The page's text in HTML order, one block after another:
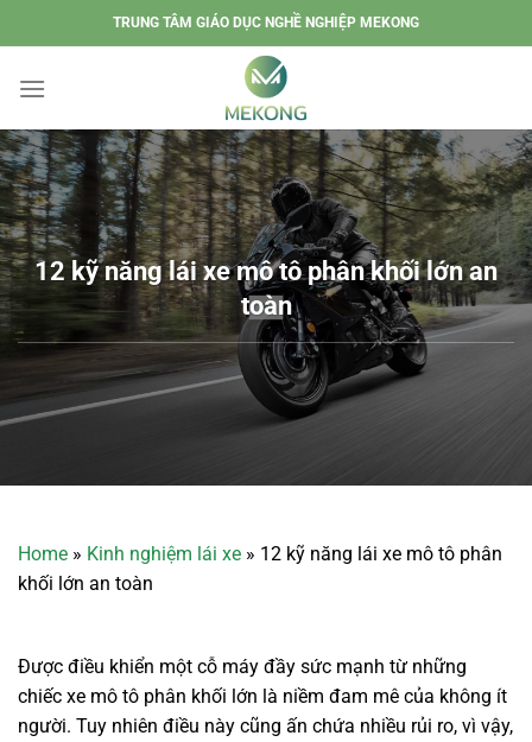
đến
dung
TRUNG TÂM GIÁO DỤC NGHỀ NGHIỆP MEKONG
12 kỹ năng lái xe mô tô phân khối lớn an
toàn
Home » Kinh nghiệm lái xe » 12 kỹ năng lái xe mô tô phân
khối lớn an toàn
Được điều khiển một cỗ máy đầy sức mạnh từ những
chiếc xe mô tô phân khối lớn là niềm đam mê của không ít
người. Tuy nhiên điều này cũng ấn chứa nhiều rủi ro, vì vậy,